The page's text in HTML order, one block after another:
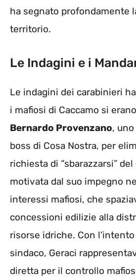
ha segnato profondamente
territorio.
Le Indagini e i
Le indagini dei carabinieri
i mafiosi di Caccamo si
Bernardo Provenzano,
boss di Cosa Nostra, per
richiesta di “sbarazzarsi”
motivata dal suo impegno
interessi mafiosi, che
concessioni edilizie alla
risorse idriche. Con
sindaco, Geraci
diretta per il controllo